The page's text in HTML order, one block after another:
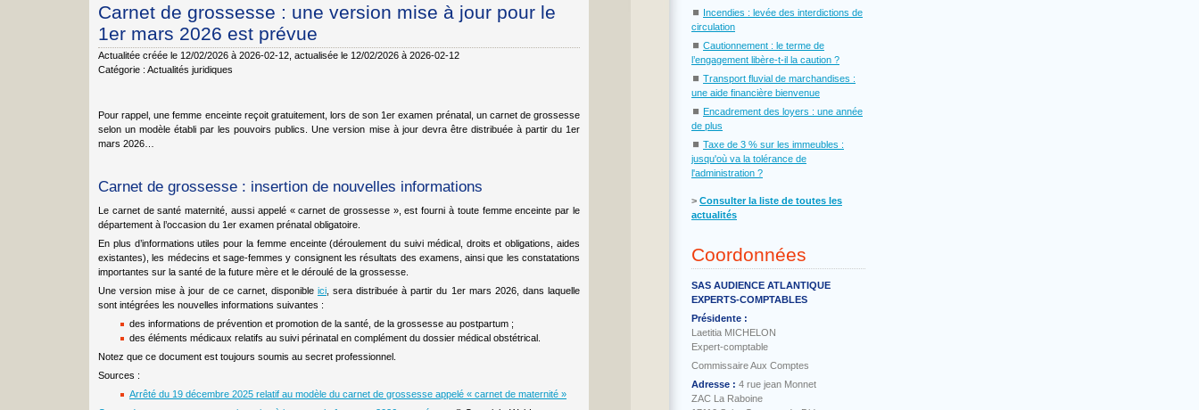
Carnet de grossesse : une version mise à jour pour le
1er mars 2026 est prévue
Actualitée créée le 12/02/2026 à 2026-02-12 , actualisée le 12/02/2026 à 2026-02-12
Catégorie : Actualités juridiques
Pour rappel, une femme enceinte reçoit gratuitement, lors de son 1er examen prénatal, un carnet de grossesse
selon un modèle établi par les pouvoirs publics. Une version mise à jour devra être distribuée à partir du 1er
mars 2026…
Carnet de grossesse : insertion de nouvelles informations
Le carnet de santé maternité, aussi appelé « carnet de grossesse », est fourni à toute femme enceinte par le
département à l’occasion du 1er examen prénatal obligatoire.
En plus d’informations utiles pour la femme enceinte (déroulement du suivi médical, droits et obligations, aides
existantes), les médecins et sage-femmes y consignent les résultats des examens, ainsi que les constatations
importantes sur la santé de la future mère et le déroulé de la grossesse.
Une version mise à jour de ce carnet, disponible ici, sera distribuée à partir du 1er mars 2026, dans laquelle
sont intégrées les nouvelles informations suivantes :
des informations de prévention et promotion de la santé, de la grossesse au postpartum ;
des éléments médicaux relatifs au suivi périnatal en complément du dossier médical obstétrical.
Notez que ce document est toujours soumis au secret professionnel.
Sources :
Arrêté du 19 décembre 2025 relatif au modèle du carnet de grossesse appelé « carnet de maternité »
⏹ Incendies : levée des interdictions de
circulation
⏹ Cautionnement : le terme de
l’engagement libère-t-il la caution ?
⏹ Transport fluvial de marchandises :
une aide financière bienvenue
⏹ Encadrement des loyers : une année
de plus
⏹ Taxe de 3 % sur les immeubles :
jusqu'où va la tolérance de
l'administration ?
˃ Consulter la liste de toutes les
actualités
Coordonnées
SAS AUDIENCE ATLANTIQUE
EXPERTS-COMPTABLES
Présidente :
Laetitia MICHELON
Expert-comptable
Commissaire Aux Comptes
Adresse : 4 rue jean Monnet
ZAC La Raboine